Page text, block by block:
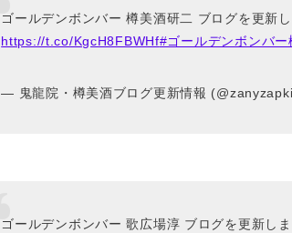
ゴールデンボンバー 樽美酒研二 ブログを更新
https://t.co/KgcH8FBWHf#ゴールデンボンバー
— 鬼龍院・樽美酒ブログ更新情報
ゴールデンボンバー 歌広場淳 ブログを更新し